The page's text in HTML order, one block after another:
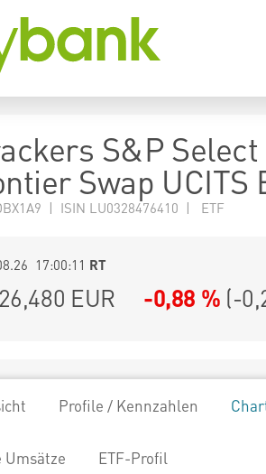
S&P Select
Swap UCITS
| ISIN LU0328476410 | ETF
17:00:11 RT
26,480 EUR -0,88 % (-
Profile / Kennzahlen
Umsätze ETF-Profil